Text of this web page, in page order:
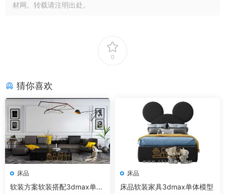
材网。转载请注明出处。
0
猜你喜欢
床品
软装方案软装搭配3dmax单体
床品
床品软装家具3dmax单体模型